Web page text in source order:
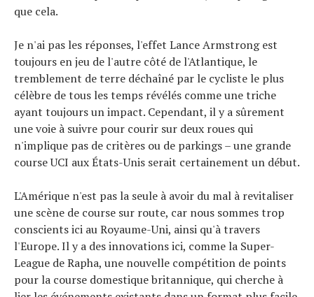
que cela.
Je n'ai pas les réponses, l'effet Lance Armstrong est
toujours en jeu de l'autre côté de l'Atlantique, le
tremblement de terre déchaîné par le cycliste le plus
célèbre de tous les temps révélés comme une triche
ayant toujours un impact. Cependant, il y a sûrement
une voie à suivre pour courir sur deux roues qui
n'implique pas de critères ou de parkings – une grande
course UCI aux États-Unis serait certainement un début.
L'Amérique n'est pas la seule à avoir du mal à revitaliser
une scène de course sur route, car nous sommes trop
conscients ici au Royaume-Uni, ainsi qu'à travers
l'Europe. Il y a des innovations ici, comme la Super-
League de Rapha, une nouvelle compétition de points
pour la course domestique britannique, qui cherche à